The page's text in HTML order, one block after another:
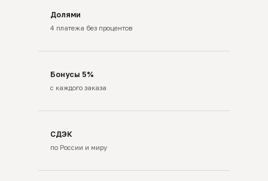
Долями
4 платежа без процентов
Бонусы 5%
с каждого заказа
СДЭК
по России и миру